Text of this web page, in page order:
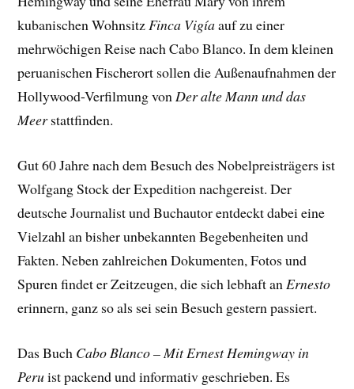
kubanischen WohnsitzFinca Vigíaauf zu einer
mehrwöchigen Reise nach Cabo Blanco. In dem kleinen
peruanischen Fischerort sollen die Außenaufnahmen der
Hollywood-Verfilmung vonDer alte Mann und das
Meerstattfinden.
Gut 60 Jahre nach dem Besuch des Nobelpreisträgers ist
Wolfgang Stock der Expedition nachgereist. Der
deutsche Journalist und Buchautor entdeckt dabei eine
Vielzahl an bisher unbekannten Begebenheiten und
Fakten. Neben zahlreichen Dokumenten, Fotos und
Spuren findet er Zeitzeugen, die sich lebhaft anErnesto
erinnern, ganz so als sei sein Besuch gestern passiert.
Das Buch Cabo Blanco – Mit Ernest Hemingway in
Peruist packend und informativ geschrieben. Es